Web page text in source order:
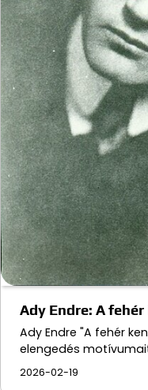
Ady Endre: A
Ady Endre "A fehér
elengedés
2026-02-19